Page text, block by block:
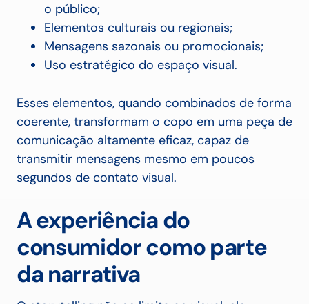
o público;
Elementos culturais ou regionais;
Mensagens sazonais ou promocionais;
Uso estratégico do espaço visual.
Esses elementos, quando combinados de forma
coerente, transformam o copo em uma peça de
comunicação altamente eficaz, capaz de
transmitir mensagens mesmo em poucos
segundos de contato visual.
A experiência do
consumidor como parte
da narrativa